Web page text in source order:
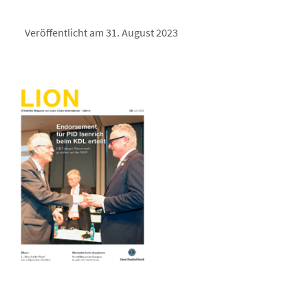
Veröffentlicht am 31. August 2023